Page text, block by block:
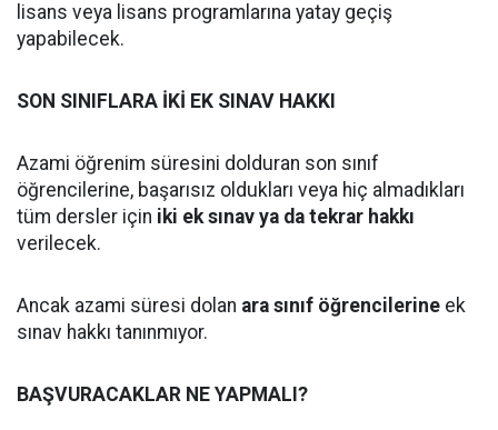
lisans veya lisans programlarına yatay geçiş
yapabilecek.
SON SINIFLARA İKİ EK SINAV HAKKI
Azami öğrenim süresini dolduran son sınıf
öğrencilerine, başarısız oldukları veya hiç almadıkları
tüm dersler için iki ek sınav ya da tekrar hakkı
verilecek.
Ancak azami süresi dolan ara sınıf öğrencilerine ek
sınav hakkı tanınmıyor.
BAŞVURACAKLAR NE YAPMALI?